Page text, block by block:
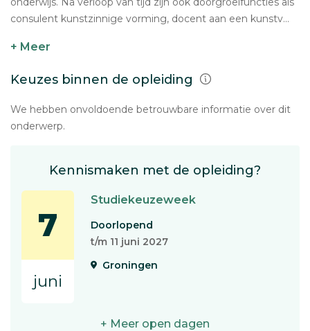
consulent kunstzinnige vorming, docent aan een kunstv...
+ Meer
Keuzes binnen de opleiding
We hebben onvoldoende betrouwbare informatie over dit
onderwerp.
Kennismaken met de opleiding?
7
juni
Studiekeuzeweek
Doorlopend
t/m 11 juni 2027
Groningen
+ Meer open dagen